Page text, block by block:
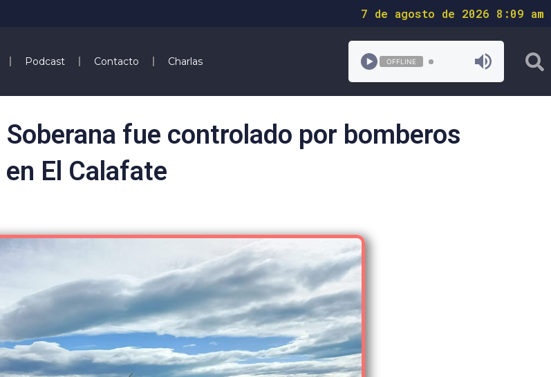
7 de agosto de 2026 8:09 am
Podcast Contacto Charlas OFFLINE
fue controlado por bomberos
en El Calafate